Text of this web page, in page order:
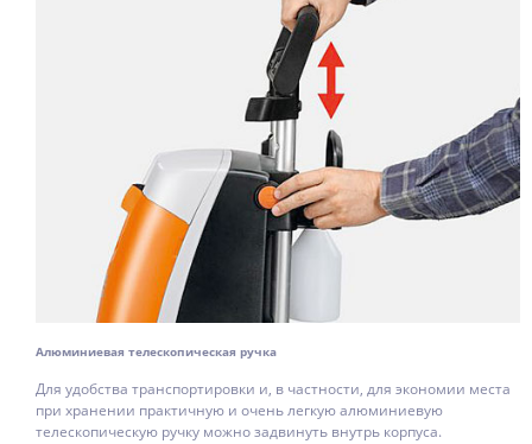
Алюминиевая телескопическая ручка
Для удобства транспортировки и, в частности, для экономии места
при хранении практичную и очень легкую алюминиевую
телескопическую ручку можно задвинуть внутрь корпуса.